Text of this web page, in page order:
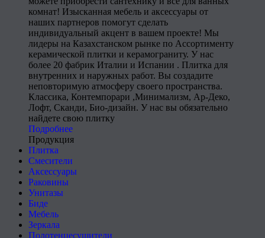
комнат! Изысканная мебель и аксессуары от
наших партнеров помогут сделать
индивидуальный акцент в вашем проекте! Мы
лидеры на Казахстанском рынке по Ассортименту
керамической плитки и керамограниту. У нас
более 20 фабрик Италии и Испании . Плитка для
внутренних и наружных работ. Вы создадите
неповторимую атмосферу своего пространства.
Классика, Контемпорари ,Минимализм, Ар-Деко,
Лофт, Сканди, Био-дизайн. У нас вы обязательно
найдете свою плитку
Подробнее
Продукция
Плитка
Смесители
Аксессуары
Раковины
Унитазы
Биде
Мебель
Зеркала
Полотенцесушители